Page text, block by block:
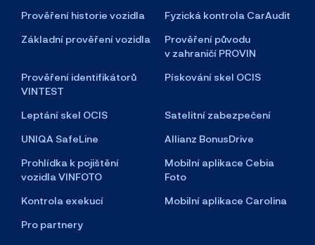
Prověření historie vozidla
Fyzická kontrola CarAudit
Základní prověření vozidla
Prověření původu
v zahraničí PROVIN
Prověření identifikátorů
VINTEST
Pískování skel OCIS
Leptání skel OCIS
Satelitní zabezpečení
UNIQA SafeLine
Allianz BonusDrive
Prohlídka k pojištění
vozidla VINFOTO
Mobilní aplikace Cebia
Foto
Kontrola exekucí
Mobilní aplikace Carolina
Pro partnery